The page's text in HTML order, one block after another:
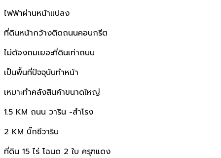
ไฟฟ้าผ่านหน้าแปลง
ที่ดินหน้ากว้างติดถนนคอนกรีต
ไม่ต้องถมเยอะที่ดินเท่าถนน
เป็นพื้นที่ปัจจุบันทำหน้า
เหมาะทำคลังสินค้าขนาดใหญ่
1.5 KM ถนน วาริน -สำโรง
2 KM บิ๊กซีวาริน
ที่ดิน 15 ไร่ โฉนด 2 ใบ ครุฑแดง